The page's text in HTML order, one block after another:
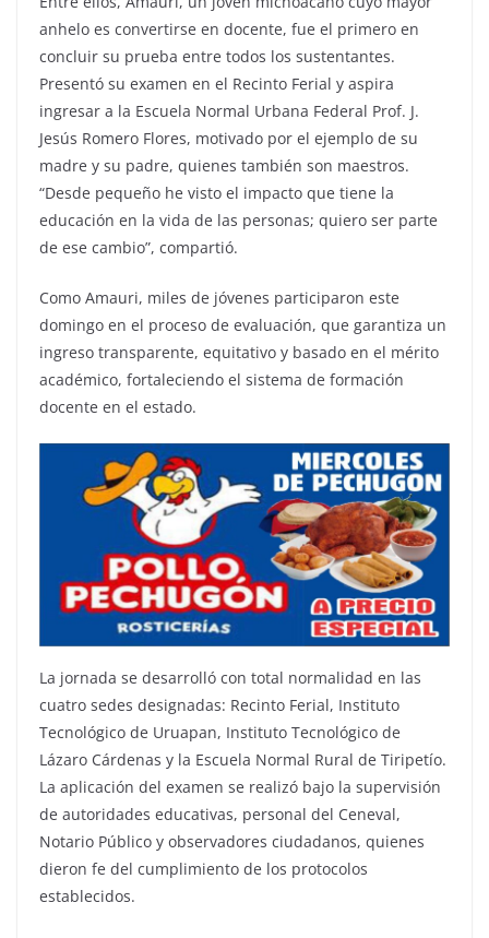
anhelo es convertirse en docente, fue el primero en
concluir su prueba entre todos los sustentantes.
Presentó su examen en el Recinto Ferial y aspira
ingresar a la Escuela Normal Urbana Federal Prof. J.
Jesús Romero Flores, motivado por el ejemplo de su
madre y su padre, quienes también son maestros.
“Desde pequeño he visto el impacto que tiene la
educación en la vida de las personas; quiero ser parte
de ese cambio”, compartió.
Como Amauri, miles de jóvenes participaron este
domingo en el proceso de evaluación, que garantiza un
ingreso transparente, equitativo y basado en el mérito
académico, fortaleciendo el sistema de formación
docente en el estado.
La jornada se desarrolló con total normalidad en las
cuatro sedes designadas: Recinto Ferial, Instituto
Tecnológico de Uruapan, Instituto Tecnológico de
Lázaro Cárdenas y la Escuela Normal Rural de Tiripetío.
La aplicación del examen se realizó bajo la supervisión
de autoridades educativas, personal del Ceneval,
Notario Público y observadores ciudadanos, quienes
dieron fe del cumplimiento de los protocolos
establecidos.